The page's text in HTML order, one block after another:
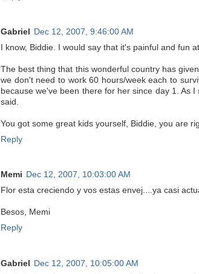
Gabriel Dec 12, 2007, 9:46:00 AM
I know, Biddie. I would say that it's painful and fun
The best thing that this wonderful country has
we don't need to work 60 hours/week each to
because we've been there for her since day 1. As
said.
You got some great kids yourself, Biddie, you are
Reply
Memi Dec 12, 2007, 10:03:00 AM
Flor esta creciendo y vos estas envej....ya casi
Besos, Memi
Reply
Gabriel
Dec 12, 2007, 10:05:00 AM